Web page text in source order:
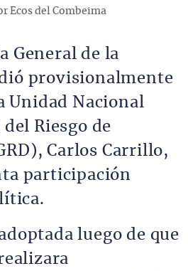
Ecos del Combeima
General de la
provisionalmente
Unidad Nacional
Riesgo de
Carlos Carrillo,
participación
luego de que